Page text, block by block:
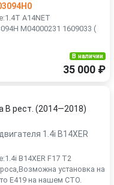
A14NET
M04000231 1609033 (
В наличии
35 000 ₽
B рест. (2014—2018)
1.4i B14XER
B14XER F17 T2
установка на
E419 на нашем СТО.